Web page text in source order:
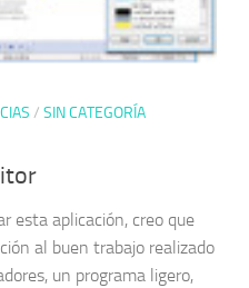
/ SIN CATEGORÍA
esta aplicación, creo que
al buen trabajo realizado
un programa ligero,